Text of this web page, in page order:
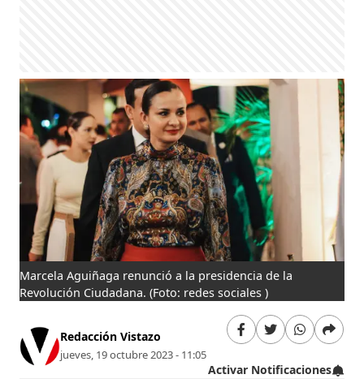
Marcela Aguiñaga renunció a la presidencia de la
Revolución Ciudadana.(Foto: redes sociales )
Redacción Vistazo
jueves, 19 octubre 2023 - 11:05
Activar Notificaciones